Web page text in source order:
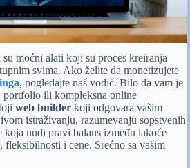
moćni alati koji su proces kreiranja
svima. Ako želite da monetizujete
, pogledajte naš vodič. Bilo da vam je
portfolio ili kompleksna online
web builder koji odgovara vašim
istraživanju, razumevanju sopstvenih
koja nudi pravi balans između lakoće
i cene. Srećno sa vašim